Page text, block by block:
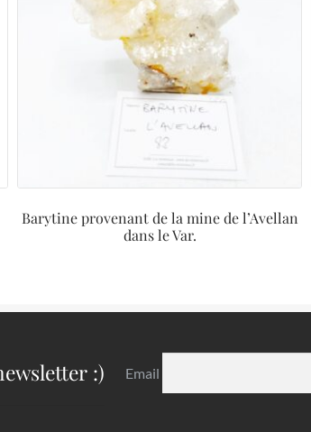
Barytine provenant de la mine de l’Avellan
dans le Var.
:) Email